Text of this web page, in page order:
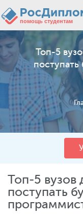
Топ-5
Топ-5 вузов
поступать